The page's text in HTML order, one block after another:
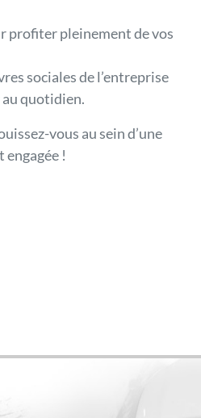
profiter pleinement de vos
sociales de l’entreprise
quotidien.
vous au sein d’une
!